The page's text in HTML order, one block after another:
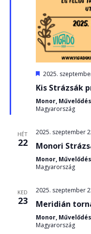
Kiemelt
2025.
Kis Strázsák
Monor,
Magyarország
HÉT
22
2025. szeptember
Monori
Monor,
Magyarország
KED
23
2025. szeptember
Meridián
Monor,
Magyarország